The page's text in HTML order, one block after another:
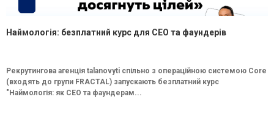
Наймологія: безплатний курс для CEO та фаундерів
Рекрутингова агенція talanovyti спільно з операційною системою Core
(входять до групи FRACTAL) запускають безплатний курс
"Наймологія: як СEO та фаундерам...